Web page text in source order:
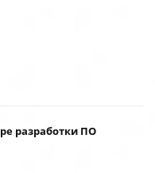
разработки ПО